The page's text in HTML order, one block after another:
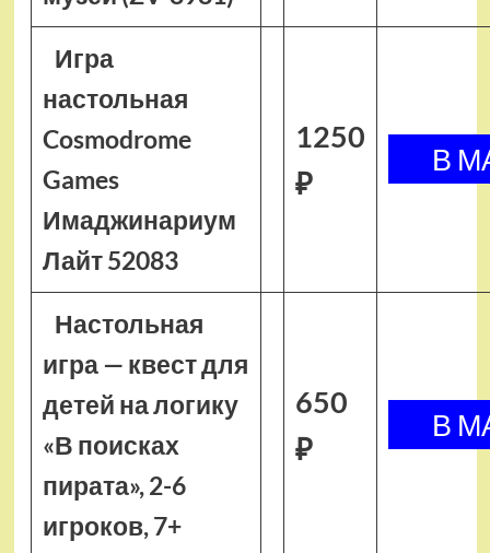
Игра
настольная
Cosmodrome
Games
Имаджинариум
Лайт 52083
1250
₽
Настольная
игра — квест для
детей на логику
«В поисках
пирата», 2-6
игроков, 7+
650
₽